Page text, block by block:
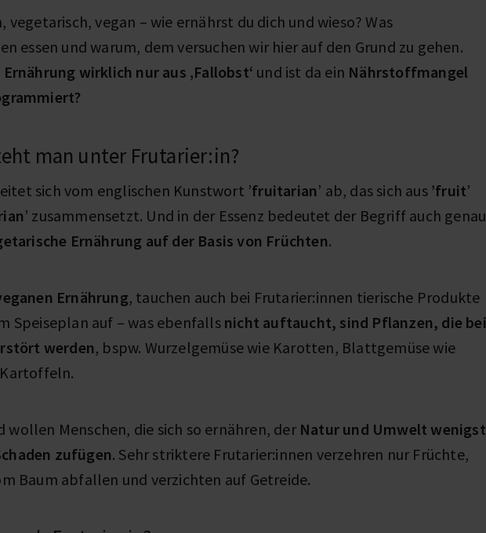
vegetarisch, vegan – wie ernährst du dich und wieso? Was
essen und warum, dem versuchen wir hier auf den Grund zu gehen.
Ernährung wirklich nur aus ‚Fallobst‘ und ist da ein Nährstoffmangel
man unter Frutarier:in?
sich vom englischen Kunstwort ’fruitarian’ ab, das sich aus ’fruit’
’ zusammensetzt. Und in der Essenz bedeutet der Begriff auch genau
Ernährung auf der Basis von Früchten.
Ernährung, tauchen auch bei Frutarier:innen tierische Produkte
Speiseplan auf – was ebenfalls nicht auftaucht, sind Pflanzen, die bei
werden, bspw. Wurzelgemüse wie Karotten, Blattgemüse wie
wollen Menschen, die sich so ernähren, der Natur und Umwelt wenigst
zufügen. Sehr striktere Frutarier:innen verzehren nur Früchte,
Baum abfallen und verzichten auf Getreide.